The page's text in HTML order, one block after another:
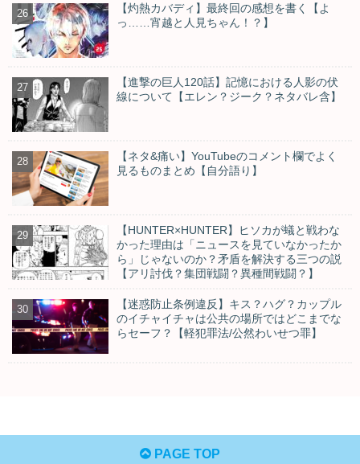
【灼熱カバディ】最終回の感想を書く【よ
っ……宵越と人見ちゃん！？】
【進撃の巨人120話】記憶における人影の伏
線について【エレン？ジーク？ネタバレ含】
【ネタ&痛い】YouTubeのコメント欄でよく
見るものまとめ【自分語り】
【HUNTER×HUNTER】ヒソカが蟻と戦わな
かった理由は「ニュースを見ていなかったか
ら」じゃないのか？矛盾を解決する三つの説
【アリ討伐？集団戦闘？異種間戦闘？】
【迷惑防止条例違反】キス？ハグ？カップル
のイチャイチャは公共の場所ではどこまでな
らセーフ？【軽犯罪法/公然わいせつ罪】
PAGE TOP